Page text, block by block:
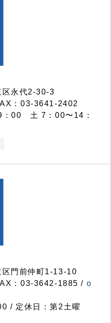
永代2-30-3
：03-3641-2402
：00 土 7：00〜14：
門前仲町1-13-10
：03-3642-1885 / o
/ 定休日：第2土曜